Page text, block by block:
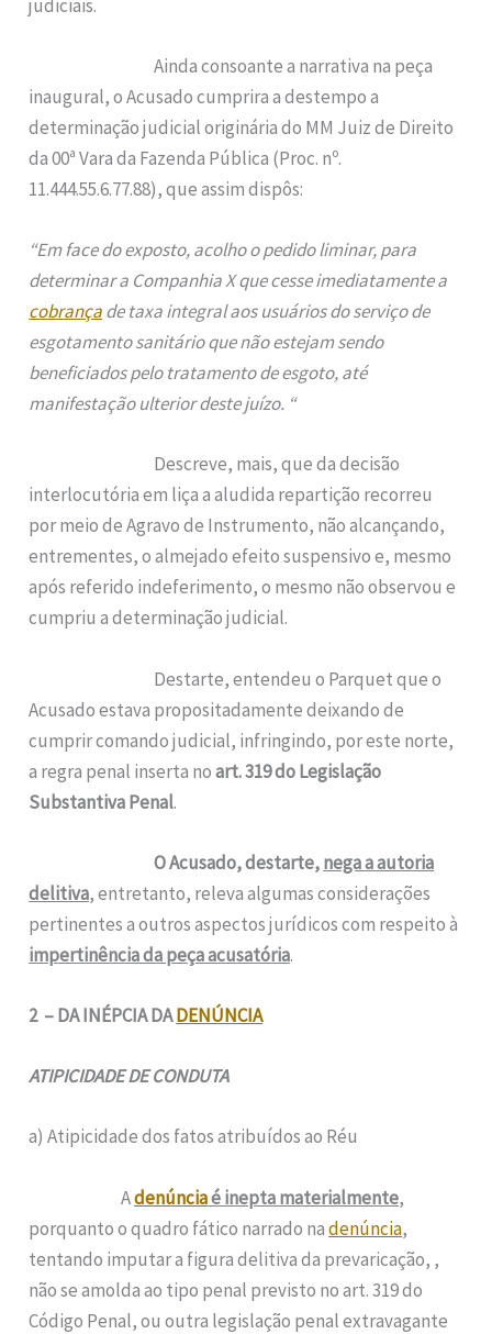
judiciais.
Ainda consoante a narrativa na peça
inaugural, o Acusado cumprira a destempo a
determinação judicial originária do MM Juiz de Direito
da 00ª Vara da Fazenda Pública (Proc. nº.
11.444.55.6.77.88), que assim dispôs:
“Em face do exposto, acolho o pedido liminar, para
determinar a Companhia X que cesse imediatamente a
cobrançade taxa integral aos usuários do serviço de
esgotamento sanitário que não estejam sendo
beneficiados pelo tratamento de esgoto, até
manifestação ulterior deste juízo. “
Descreve, mais, que da decisão
interlocutória em liça a aludida repartição recorreu
por meio de Agravo de Instrumento, não alcançando,
entrementes, o almejado efeito suspensivo e, mesmo
após referido indeferimento, o mesmo não observou e
cumpriu a determinação judicial.
Destarte, entendeu o Parquet que o
Acusado estava propositadamente deixando de
cumprir comando judicial, infringindo, por este norte,
a regra penal inserta noart. 319 do Legislação
Substantiva Penal.
O Acusado, destarte,nega a autoria
delitiva, entretanto, releva algumas considerações
pertinentes a outros aspectos jurídicos com respeito à
impertinência da peça acusatória.
2 – DA INÉPCIA DADENÚNCIA
ATIPICIDADE DE CONDUTA
a) Atipicidade dos fatos atribuídos ao Réu
Adenúnciaé inepta materialmente,
porquanto o quadro fático narrado nadenúncia,
tentando imputar a figura delitiva da prevaricação, ,
não se amolda ao tipo penal previsto no art. 319 do
Código Penal, ou outra legislação penal extravagante